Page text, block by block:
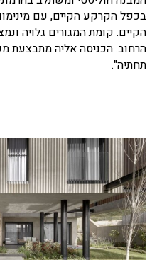
בכפל הקרקע הקיים, עם
הקיים. קומת המגורים גלויה
הרחוב. הכניסה אליה מתבצעת
תחתיה".